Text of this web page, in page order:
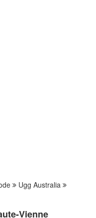
Ugg Australia
Vienne